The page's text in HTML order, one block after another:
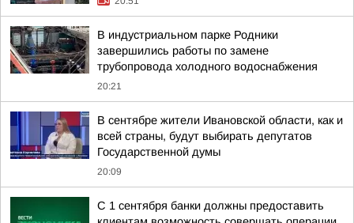
В индустриальном парке Родники
завершились работы по замене
трубопровода холодного водоснабжения
20:21
В сентябре жители Ивановской области, как и
всей страны, будут выбирать депутатов
Государственной думы
20:09
С 1 сентября банки должны предоставить